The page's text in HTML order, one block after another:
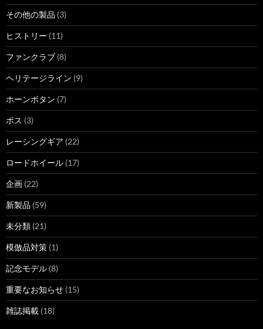
その他の製品 (3)
ヒストリー (11)
ファンクラブ (8)
ヘリテージライン (9)
ホーンボタン (7)
ボス (3)
レーシングギア (22)
ロードホイール (17)
企画 (22)
新製品 (59)
未分類 (21)
模倣品対策 (1)
記念モデル (8)
重要なお知らせ (15)
雑誌掲載 (18)